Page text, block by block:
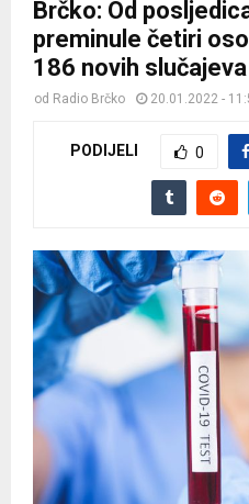
Brčko: Od
preminule četiri
186 novih
od Radio Brčko 20.01.2022 -
PODIJELI 0